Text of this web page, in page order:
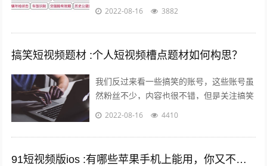
车，我该怎么办？ 报警处理。二手车行在
2022-08-16 3882
搞笑短视频题材 :个人短视频槽点题材如何构思？
我们反过来看一些搞笑的账号，这些账号虽
然粉丝不少，内容也很不错，但是关注搞笑
账号的用户，大多数都是为了开心的，所以
2022-08-16 4410
91短视频版ios :有哪些苹果手机上能用，你又不愿意让人知道的好用的app呢？